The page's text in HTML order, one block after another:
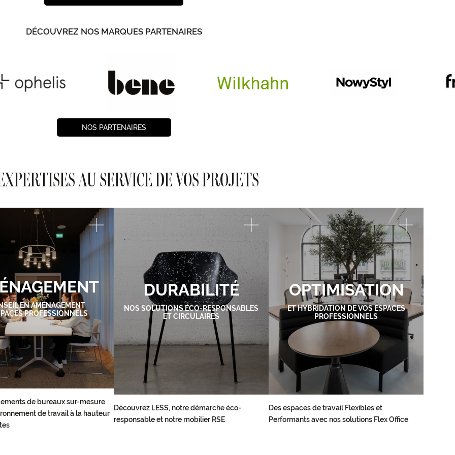
DÉCOUVREZ NOS MARQUES PARTENAIRES
NOS PARTENAIRES
AU SERVICE DE VOS PROJETS
EN AMÉNAGEMENT
PROFESSIONNELS
de bureaux sur-mesure
de travail à la hauteur
DURABILITÉ
NOS SOLUTIONS ÉCO-RESPONSABLES
ET CIRCULAIRES
Découvrez LESS, notre démarche éco-
responsable et notre mobilier RSE
OPTIMISATION
ET HYBRIDATION DE VOS ESPACES
PROFESSIONNELS
Des espaces de travail Flexibles et
Performants avec nos solutions Flex Office